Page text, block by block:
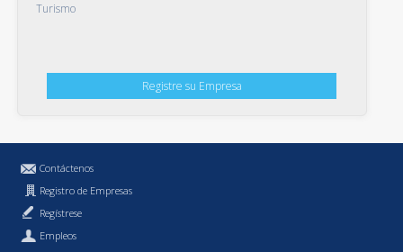
Turismo
Registre su Empresa
Contáctenos
Registro de Empresas
Regístrese
Empleos